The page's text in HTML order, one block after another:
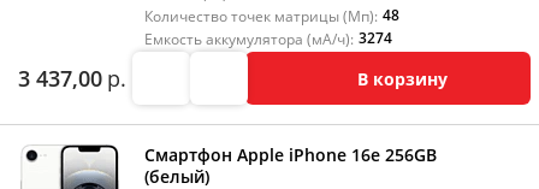
Количество точек матрицы (Мп): 48
Емкость аккумулятора (мА/ч): 3274
3 437,00 р. В корзину
Смартфон Apple iPhone 16e 256GB
(белый)